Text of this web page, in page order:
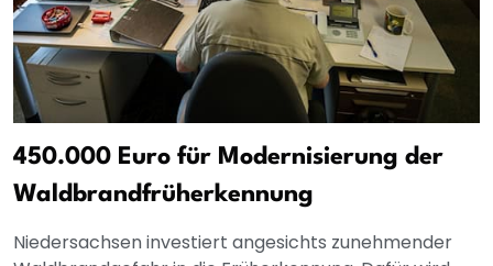
450.000 Euro für Modernisierung der
Waldbrandfrüherkennung
Niedersachsen investiert angesichts zunehmender